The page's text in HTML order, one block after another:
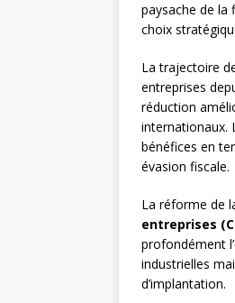
paysache de la
choix
La trajectoire
entreprises
réduction
internationaux.
bénéfices en
évasion fiscale.
La réforme de
entreprises
profondément
industrielles
d’implantation.